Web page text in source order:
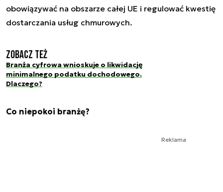
obowiązywać na obszarze całej UE i regulować kwestię
dostarczania usług chmurowych.
Zobacz też
Branża cyfrowa wnioskuje o likwidację
minimalnego podatku dochodowego.
Dlaczego?
Co niepokoi branżę?
Reklama